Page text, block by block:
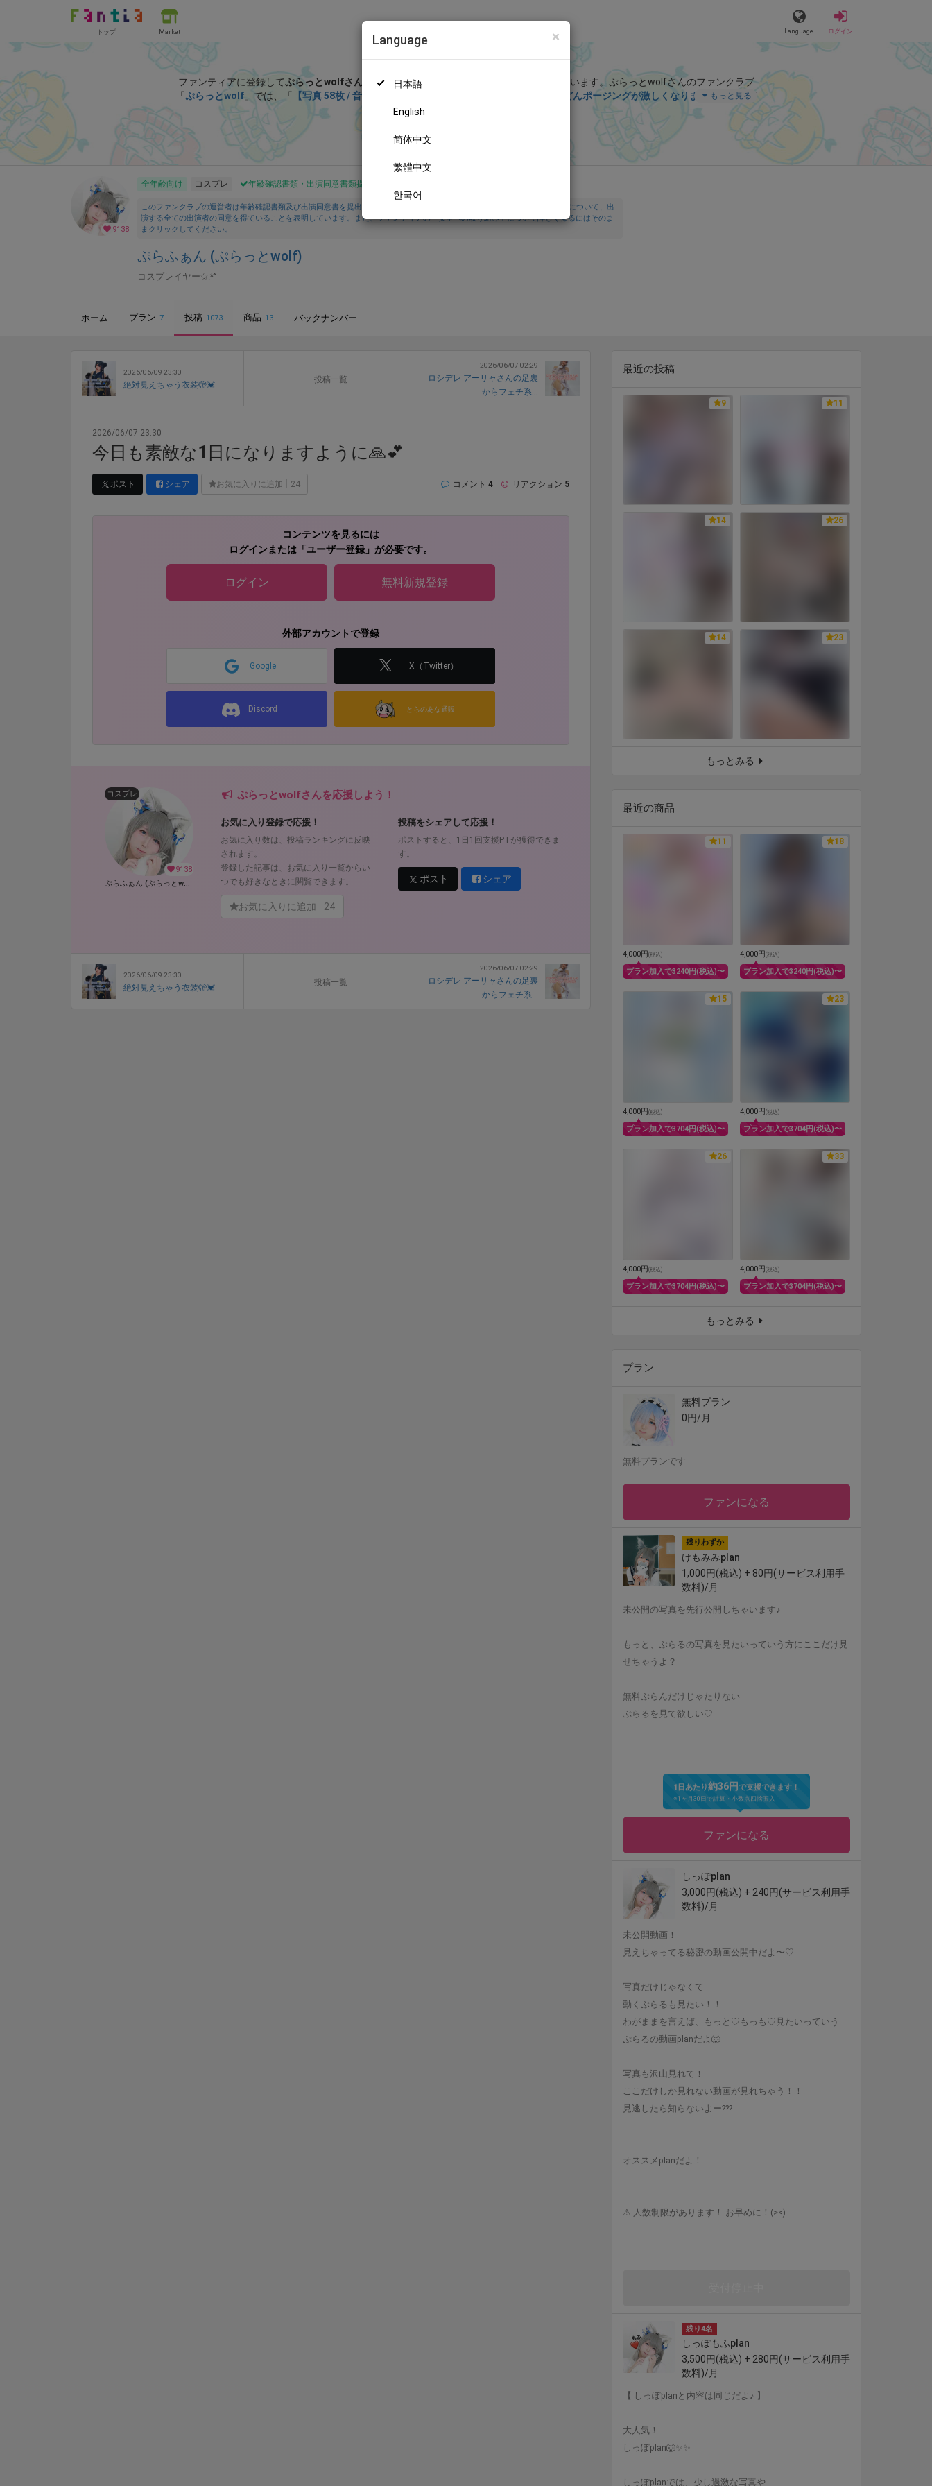
トップ Market Language ログイン
×
Language
日本語
English
简体中文
繁體中文
한국어
ぷらふぁん (ぷらっとwolf)
ファンティアに登録してぷらっとwolfさん を応援しよう！ が応援しています。 ぷらっとwolfさんのファンクラブ
「 ぷらっとwolf」では、「 【写真 58枚 / 音声付き動画1ぷん43秒】一緒に遊んでたらどんどんポージングが激しくなりまた🫣💓 」など
の特別なコンテンツをお楽しみいただけます。
もっと見る
9138
全年齢向け コスプレ 年齢確認書類・出演同意書類提出済
このファンクラブの運営者は年齢確認書類及び出演同意書を提出し、投稿者及び出演者が18歳以上であること、撮影及び投稿について、出
演する全ての出演者の同意を得ていることを表明しています。また、ファンティアの「安全への取り組み」について詳しく知るにはそのま
まクリックしてください。
ぷらふぁん (ぷらっとwolf)
コスプレイヤー✩.*˚
ホーム プラン 7 投稿 1073 商品 13 バックナンバー
2026/06/09 23:30
絶対見えちゃう衣装🫣💓
投稿一覧
2026/06/07 02:29
ロシデレ アーリャさんの足裏
からフェチ系...
2026/06/07 23:30
今日も素敵な1日になりますように🙏💕
ポスト シェア お気に入りに追加 24 コメント 4 リアクション 5
コンテンツを見るには
ログインまたは「ユーザー登録」が必要です。
ログイン 無料新規登録
外部アカウントで登録
Google X（Twitter）
Discord とらのあな通販
9138
コスプレ
ぷらふぁん (ぷらっとwolf)
ぷらっとwolfさんを応援しよう！
お気に入り登録で応援！
お気に入り数は、投稿ランキングに反映
されます。
登録した記事は、お気に入り一覧からい
つでも好きなときに閲覧できます。
お気に入りに追加 24
投稿をシェアして応援！
ポストすると、1日1回支援PTが獲得できま
す。
ポスト シェア
2026/06/09 23:30
絶対見えちゃう衣装🫣💓
投稿一覧
2026/06/07 02:29
ロシデレ アーリャさんの足裏
からフェチ系...
最近の投稿
9 11
14 26
14 23
もっとみる
最近の商品
11
4,000円(税込)
プラン加入で3240円(税込)〜
18
4,000円(税込)
プラン加入で3240円(税込)〜
15
4,000円(税込)
プラン加入で3704円(税込)〜
23
4,000円(税込)
プラン加入で3704円(税込)〜
26
4,000円(税込)
プラン加入で3704円(税込)〜
33
4,000円(税込)
プラン加入で3704円(税込)〜
もっとみる
プラン
無料プラン
0円/月
無料プランです
ファンになる
残りわずか
けもみみplan
1,000円(税込) + 80円(サービス利用手
数料)/月
未公開の写真を先行公開しちゃいます♪
もっと、ぷらるの写真を見たいっていう方にここだけ見
せちゃうよ？
無料ぷらんだけじゃたりない
ぷらるを見て欲しい♡
1日あたり約36円で支援できます！
※1ヶ月30日で計算・小数点四捨五入
ファンになる
しっぽplan
3,000円(税込) + 240円(サービス利用手
数料)/月
未公開動画！
見えちゃってる秘密の動画公開中だよ〜♡
写真だけじゃなくて
動くぷらるも見たい！！
わがままを言えば、もっと♡もっも♡見たいっていう
ぷらるの動画planだよ🐺
写真も沢山見れて！
ここだけしか見れない動画が見れちゃう！！
見逃したら知らないよー???
オススメplanだよ！
⚠︎ 人数制限があります！ お早めに！(><)
残り4名
しっぽもふplan
3,500円(税込) + 280円(サービス利用手
数料)/月
【 しっぽplanと内容は同じだよ♪ 】
大人気！
しっぽplan🐺✨✨
しっぽplanでは、少し過激な写真や